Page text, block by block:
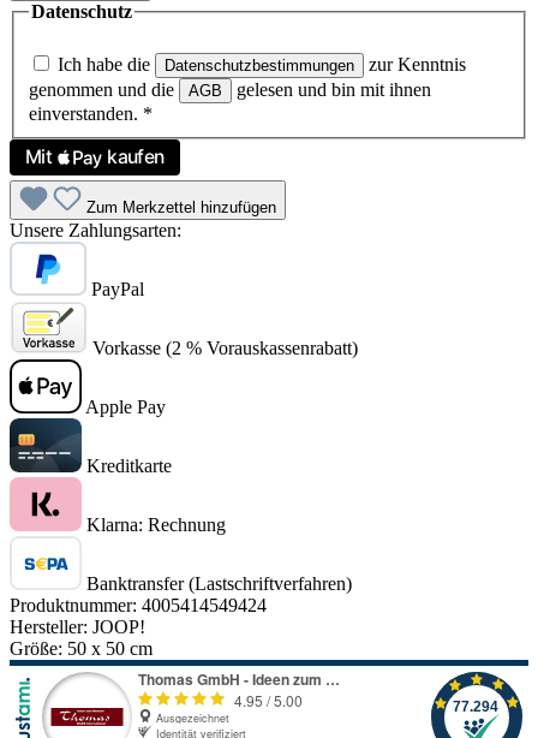
Datenschutz
Ich habe die Datenschutzbestimmungen
zur Kenntnis
genommen und die
AGB
gelesen und bin mit ihnen
einverstanden. *
Zum Merkzettel hinzufügen
Unsere Zahlungsarten:
PayPal
Vorkasse (2 % Vorauskassenrabatt)
Apple Pay
Kreditkarte
Klarna: Rechnung
Banktransfer (Lastschriftverfahren)
Produktnummer: 4005414549424
Hersteller: JOOP!
Größe: 50 x 50 cm